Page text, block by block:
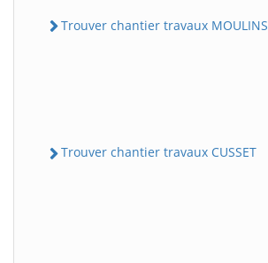
Trouver chantier travaux MOULINS
Trouver chantier travaux CUSSET